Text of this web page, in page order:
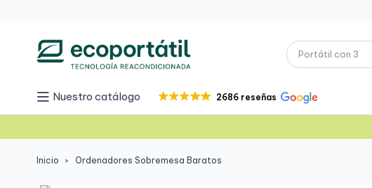
Nuestro catálogo 2686 reseñas
Inicio Ordenadores Sobremesa Baratos